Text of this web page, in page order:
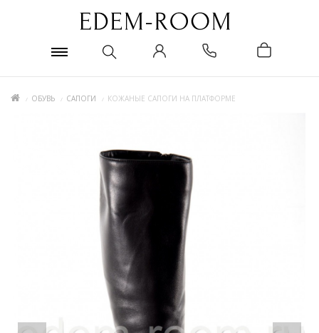
ОБУВЬ САПОГИ КОЖАНЫЕ САПОГИ НА ПЛАТФОРМЕ